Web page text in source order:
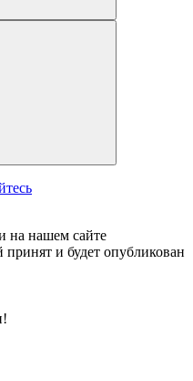
на нашем сайте
и будет опубликован